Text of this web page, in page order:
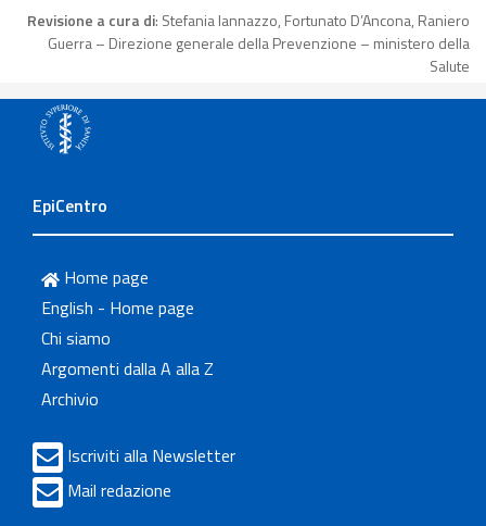
Revisione a cura di: Stefania Iannazzo, Fortunato D’Ancona, Raniero
Guerra – Direzione generale della Prevenzione – ministero della
Salute
EpiCentro
Home page
English - Home page
Chi siamo
Argomenti dalla A alla Z
Archivio
Iscriviti alla Newsletter
Mail redazione